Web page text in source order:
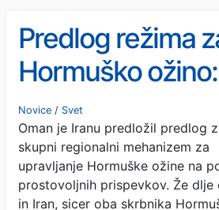
Predlog režima
Hormuško ožino:
prostovoljni
prehod
Novice / Svet
Oman je Iranu predložil predlog
skupni regionalni mehanizem za
upravljanje Hormuške ožine na
prostovoljnih prispevkov. Že dlje
in Iran, sicer oba skrbnika